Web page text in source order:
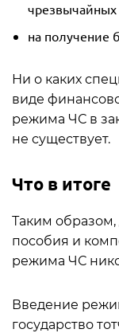
чрезвычайных
на получение
Ни о каких
виде
режима ЧС в
не существует.
Что в итоге
Таким
пособия и
режима ЧС
Введение
государство